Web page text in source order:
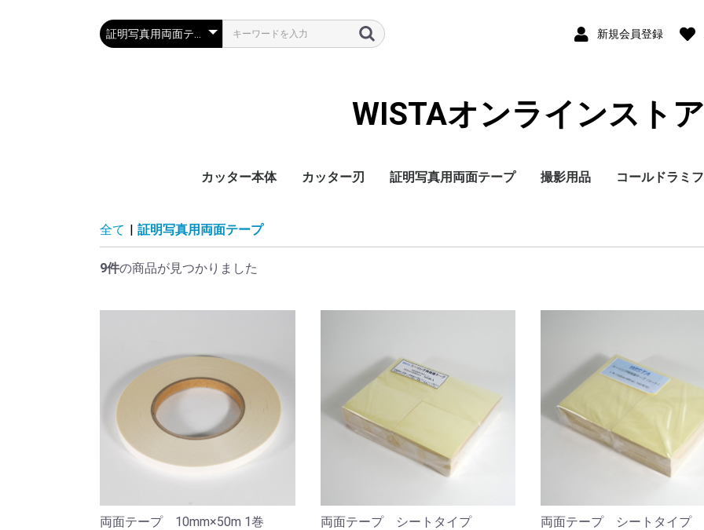
新規会員登録
WISTAオンラインストア
カッター本体 カッター刃 証明写真用両面テープ 撮影用品 コールドラミ
全て | 証明写真用両面テープ
9件の商品が見つかりました
両面テープ 10mm×50m 1巻
両面テープ シートタイプ
両面テープ シートタイプ